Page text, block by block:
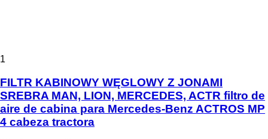
1
FILTR KABINOWY WĘGLOWY Z JONAMI
SREBRA MAN, LION, MERCEDES, ACTR filtro de
aire de cabina para Mercedes-Benz ACTROS MP
4 cabeza tractora